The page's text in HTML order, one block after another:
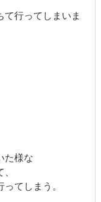
行ってしまいま
た様な
てしまう。